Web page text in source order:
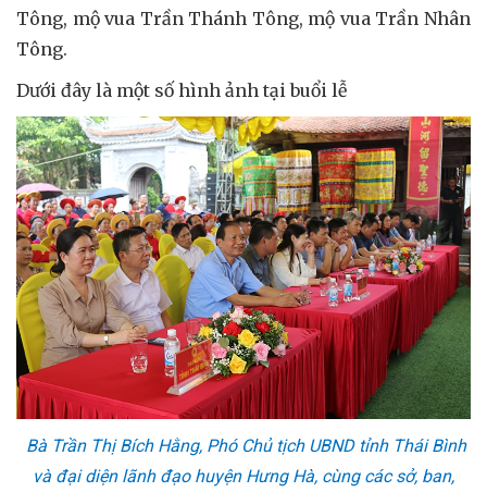
Tông, mộ vua Trần Thánh Tông, mộ vua Trần Nhân
Tông.
Dưới đây là một số hình ảnh tại buổi lễ
Bà Trần Thị Bích Hằng, Phó Chủ tịch UBND tỉnh Thái Bình
và đại diện lãnh đạo huyện Hưng Hà, cùng các sở, ban,